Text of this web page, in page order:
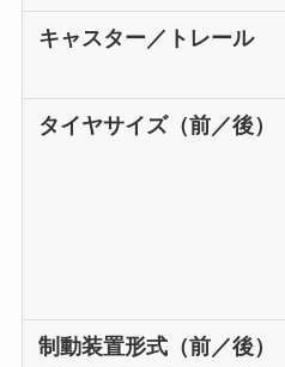
キャスター／トレール
タイヤサイズ（前／後）
制動装置形式（前／後）